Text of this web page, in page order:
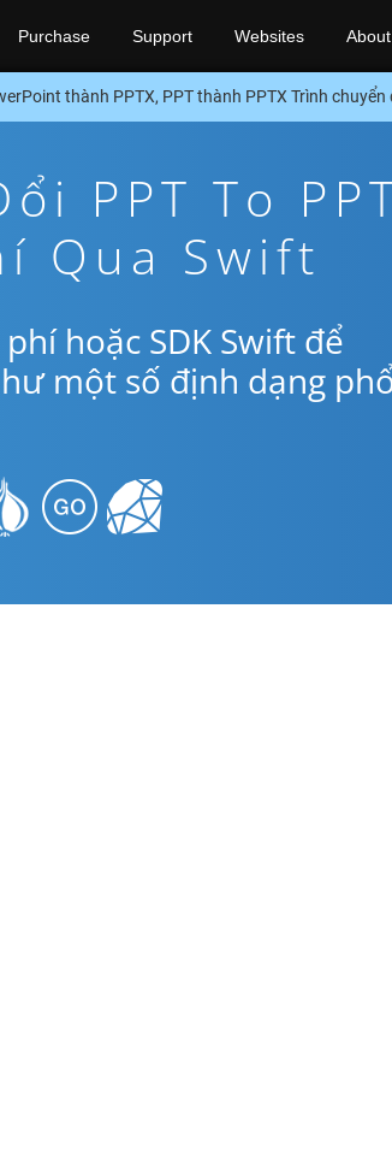
Purchase Support Websites About
thành PPTX, PPT thành PPTX Trình
PPT To
Qua Swift
hoặc SDK Swift để
một số định dạng